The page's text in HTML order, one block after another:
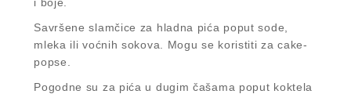
Savršene slamčice za hladna pića poput sode,
mleka ili voćnih sokova. Mogu se koristiti za cake-
popse.
Pogodne su za pića u dugim čašama poput koktela